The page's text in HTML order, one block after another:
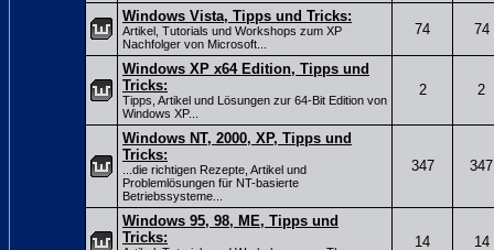
Windows Vista, Tipps und Tricks:
Artikel, Tutorials und Workshops zum XP
Nachfolger von Microsoft...
74 74
Windows XP x64 Edition, Tipps und
Tricks:
Tipps, Artikel und Lösungen zur 64-Bit Edition von
Windows XP...
2 2
Windows NT, 2000, XP, Tipps und
Tricks:
...die richtigen Rezepte, Artikel und
Problemlösungen für NT-basierte
Betriebssysteme...
347 347
Windows 95, 98, ME, Tipps und
Tricks:
14 14